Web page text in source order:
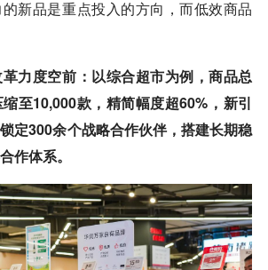
新品是重点投入的方向，而低效商品
力度空前：以综合超市为例，商品总
至10,000款，精简幅度超60%，新引
定300余个战略合作伙伴，搭建长期稳
作体系。